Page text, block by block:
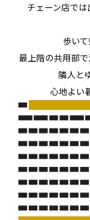
チェーン店では
歩い
最上階の共用部
隣人と
心地よい